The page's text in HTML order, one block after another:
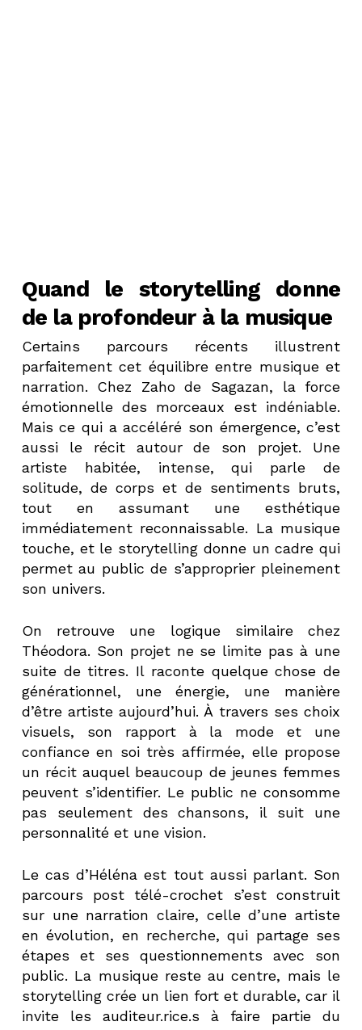
Quand le storytelling donne
de la profondeur à la musique
Certains parcours récents illustrent
parfaitement cet équilibre entre musique et
narration. Chez Zaho de Sagazan, la force
émotionnelle des morceaux est indéniable.
Mais ce qui a accéléré son émergence, c’est
aussi le récit autour de son projet. Une
artiste habitée, intense, qui parle de
solitude, de corps et de sentiments bruts,
tout en assumant une esthétique
immédiatement reconnaissable. La musique
touche, et le storytelling donne un cadre qui
permet au public de s’approprier pleinement
son univers.
On retrouve une logique similaire chez
Théodora. Son projet ne se limite pas à une
suite de titres. Il raconte quelque chose de
générationnel, une énergie, une manière
d’être artiste aujourd’hui. À travers ses choix
visuels, son rapport à la mode et une
confiance en soi très affirmée, elle propose
un récit auquel beaucoup de jeunes femmes
peuvent s’identifier. Le public ne consomme
pas seulement des chansons, il suit une
personnalité et une vision.
Le cas d’Héléna est tout aussi parlant. Son
parcours post télé-crochet s’est construit
sur une narration claire, celle d’une artiste
en évolution, en recherche, qui partage ses
étapes et ses questionnements avec son
public. La musique reste au centre, mais le
storytelling crée un lien fort et durable, car il
invite les auditeur.rice.s à faire partie du